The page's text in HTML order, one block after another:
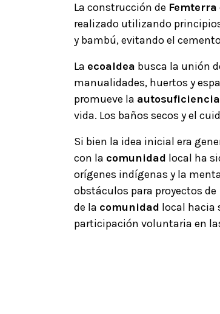
La construcción de Femterra
realizado utilizando
y bambú, evitando el
La ecoaldea busca la unión
manualidades, huertos y
promueve la autosuficiencia
vida. Los baños secos y el
Si bien la idea inicial era
con la comunidad local ha
orígenes indígenas y la
obstáculos para proyectos de
de la comunidad local hacia
participación voluntaria en